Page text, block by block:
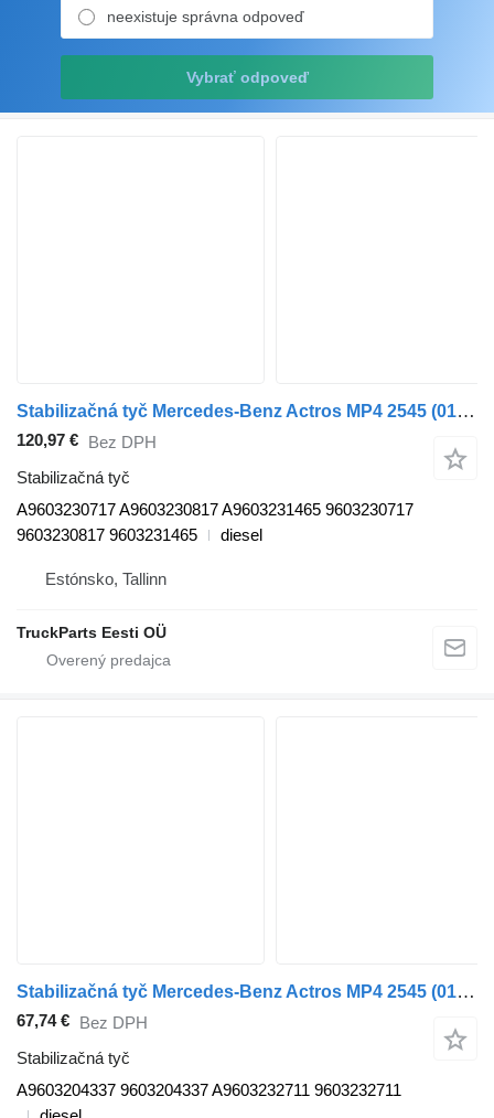
neexistuje správna odpoveď
Vybrať odpoveď
Stabilizačná tyč Mercedes-Benz Actros MP4 2545 (01.13-) A9603230717 na ťahača Mercedes-Benz Actros MP4 Antos Arocs (2012-)
120,97 € Bez DPH
Stabilizačná tyč
A9603230717 A9603230817 A9603231465 9603230717
9603230817 9603231465
diesel
Estónsko, Tallinn
TruckParts Eesti OÜ
Stabilizačná tyč Mercedes-Benz Actros MP4 2545 (01.13-) A9603204337 na ťahača Mercedes-Benz Actros MP4 Antos Arocs (2012-)
67,74 € Bez DPH
Stabilizačná tyč
A9603204337 9603204337 A9603232711 9603232711